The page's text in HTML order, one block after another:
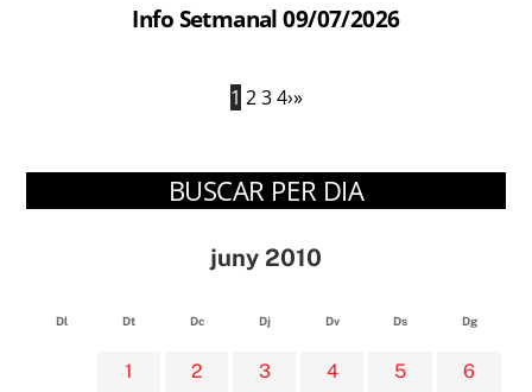
Info Setmanal 09/07/2026
1 2 3 4›»
BUSCAR PER DIA
juny 2010
Dl Dt Dc Dj Dv Ds Dg
1 2 3 4 5 6